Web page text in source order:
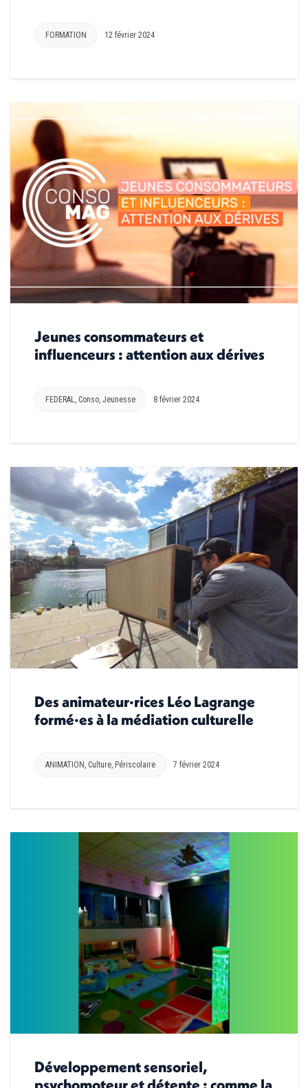
FORMATION 12 février 2024
Jeunes consommateurs et
influenceurs : attention aux dérives
FEDERAL, Conso, Jeunesse 8 février 2024
Des animateur·rices Léo Lagrange
formé·es à la médiation culturelle
ANIMATION , Culture, Périscolaire 7 février 2024
Développement sensoriel,